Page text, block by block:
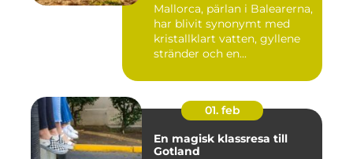
Mallorca, pärlan i Balearerna,
har blivit synonymt med
kristallklart vatten, gyllene
stränder och en...
01. feb
En magisk klassresa till
Gotland